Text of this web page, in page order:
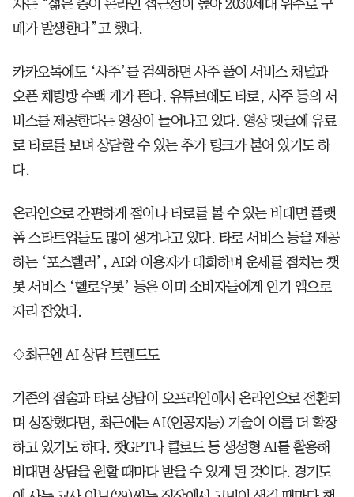
자는 “젊은 층이 온라인 접근성이 높아 2030세대 위주로 구
매가 발생한다”고 했다.
카카오톡에도 ‘사주’를 검색하면 사주 풀이 서비스 채널과
오픈 채팅방 수백 개가 뜬다. 유튜브에도 타로, 사주 등의 서
비스를 제공한다는 영상이 늘어나고 있다. 영상 댓글에 유료
로 타로를 보며 상담할 수 있는 추가 링크가 붙어 있기도 하
다.
온라인으로 간편하게 점이나 타로를 볼 수 있는 비대면 플랫
폼 스타트업들도 많이 생겨나고 있다. 타로 서비스 등을 제공
하는 ‘포스텔러’, AI와 이용자가 대화하며 운세를 점치는 챗
봇 서비스 ‘헬로우봇’ 등은 이미 소비자들에게 인기 앱으로
자리 잡았다.
◇최근엔 AI 상담 트렌드도
기존의 점술과 타로 상담이 오프라인에서 온라인으로 전환되
며 성장했다면, 최근에는 AI(인공지능) 기술이 이를 더 확장
하고 있기도 하다. 챗GPT나 클로드 등 생성형 AI를 활용해
비대면 상담을 원할 때마다 받을 수 있게 된 것이다. 경기도